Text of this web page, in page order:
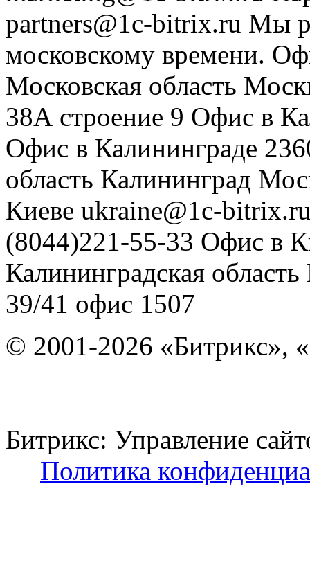
partners@1c-bitrix.ru Мы
московскому времени.
Московская область
38А строение 9 Офис в
Офис в Калининграде
область Калининград
Киеве ukraine@1c-
(8044)221-55-33 Офис в
Калининградская область
39/41 офис 1507
© 2001-2026 «Битрикс»,
Битрикс: Управление
Политика